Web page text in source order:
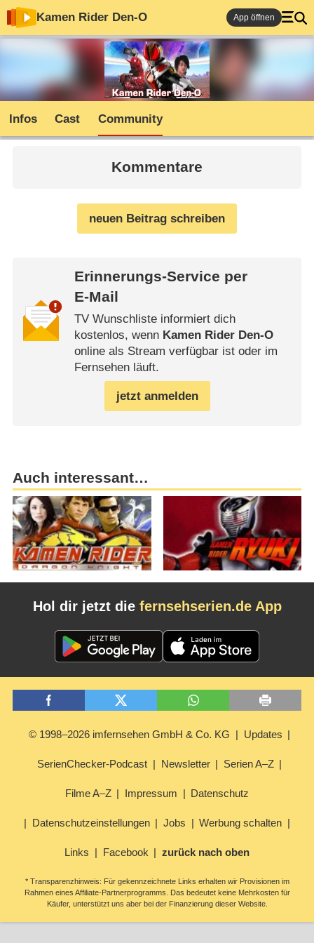
Kamen Rider Den-O App öffnen
Infos Cast Community
Kommentare
neuen Beitrag schreiben
Erinnerungs-Service per
E-Mail
TV Wunschliste informiert dich
kostenlos, wenn Kamen Rider Den-O
online als Stream verfügbar ist oder im
Fernsehen läuft.
jetzt anmelden
Auch interessant…
Hol dir jetzt die fernsehserien.de App
© 1998–2026 imfernsehen GmbH & Co. KG Updates
SerienChecker-Podcast Newsletter Serien A–Z
Filme A–Z Impressum Datenschutz
Datenschutzeinstellungen Jobs Werbung schalten
Links Facebook zurück nach oben
* Transparenzhinweis: Für gekennzeichnete Links erhalten wir Provisionen im
Rahmen eines Affiliate-Partnerprogramms. Das bedeutet keine Mehrkosten für
Käufer, unterstützt uns aber bei der Finanzierung dieser Website.